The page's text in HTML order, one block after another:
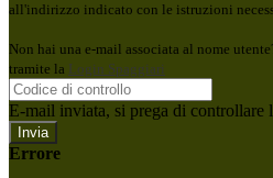
all'indirizzo indicato con le istruzioni
Non hai una e-mail associata al nome
tramite la Login Spaggiari
E-mail inviata, si prega di controllare
Errore